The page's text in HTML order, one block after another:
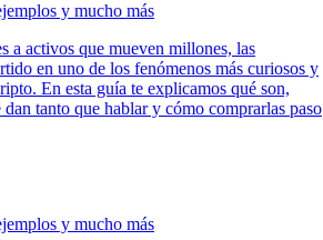
y mucho más
a activos que mueven millones, las
en uno de los fenómenos más curiosos y
En esta guía te explicamos qué son,
tanto que hablar y cómo comprarlas paso
y mucho más